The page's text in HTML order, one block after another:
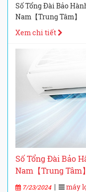
Số Tổng Đài Bảo
Nam【Trung Tâm】
Xem chi tiết
Số Tổng Đài Bảo
Nam【Trung Tâm】
7/23/2024|
máy